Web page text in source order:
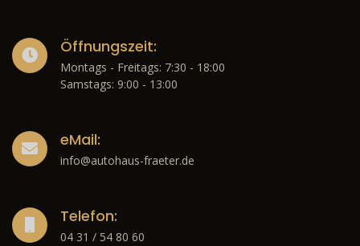
Öffnungszeit:
Montags - Freitags: 7:30 - 18:00
Samstags: 9:00 - 13:00
eMail:
info@autohaus-fraeter.de
Telefon:
04 31 / 54 80 60